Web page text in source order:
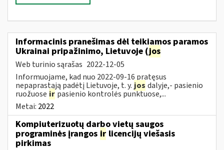
Informacinis pranešimas dėl teikiamos paramos
Ukrainai pripažinimo, Lietuvoje (jos
Web turinio sąrašas 2022-12-05
Informuojame, kad nuo 2022-09-16 pratęsus
nepaprastąją padėtį Lietuvoje, t. y. jos dalyje,- pasienio
ruožuose ir pasienio kontrolės punktuose,...
Metai: 2022
Kompiuterizuotų darbo vietų saugos
programinės įrangos ir licencijų viešasis
pirkimas